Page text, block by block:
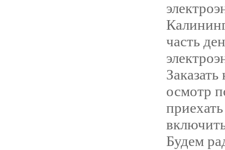
часть
осмотр
Будем